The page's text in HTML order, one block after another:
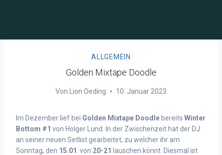
ALLGEMEIN
Golden Mixtape Doodle
Von Lion Oeding 10. Januar 2023
Im Dezember lief bei Golden Mixtape Doodle bereits Winter
Bottom #1 von Holger Lund. In der Zwischenzeit hat der DJ
an seiner neuen Setlist gearbeitet, zu welcher ihr am
Sonntag, den 15.01 . von 20-21
lauschen könnt. Diesmal ist